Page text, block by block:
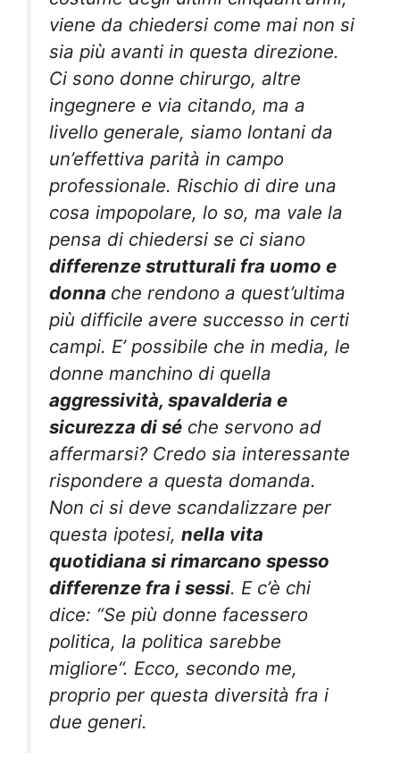
viene da chiedersi come mai non si
sia più avanti in questa direzione.
Ci sono donne chirurgo, altre
ingegnere e via citando, ma a
livello generale, siamo lontani da
un’effettiva parità in campo
professionale. Rischio di dire una
cosa impopolare, lo so, ma vale la
pensa di chiedersi se ci siano
differenze strutturali fra uomo e
donna che rendono a quest’ultima
più difficile avere successo in certi
campi. E’ possibile che in media, le
donne manchino di quella
aggressività, spavalderia e
sicurezza di sé che servono ad
affermarsi? Credo sia interessante
rispondere a questa domanda.
Non ci si deve scandalizzare per
questa ipotesi, nella vita
quotidiana si rimarcano spesso
differenze fra i sessi. E c’è chi
dice: “Se più donne facessero
politica, la politica sarebbe
migliore“. Ecco, secondo me,
proprio per questa diversità fra i
due generi.